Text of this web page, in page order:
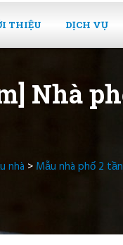
THIỆU DỊCH VỤ
Nhà
nhà > Mẫu nhà phố 2